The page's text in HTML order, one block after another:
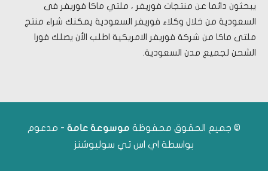
يبحثون دائما عن منتجات فوريفر ، ملتي ماكا فوريفر فى
السعودية من خلال وكلاء فوريفر السعودية يمكنك شراء منتج
ملتى ماكا من شركة فوريفر الامريكية اطلب الأن يصلك فورا
الشحن لجميع مدن السعودية.
© جميع الحقوق محفوظة موسوعة عامة - مدعوم
بواسطة اي اس تي سوليوشنز